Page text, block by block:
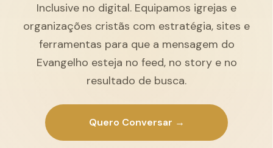
Inclusive no digital. Equipamos igrejas e
organizações cristãs com estratégia, sites e
ferramentas para que a mensagem do
Evangelho esteja no feed, no story e no
resultado de busca.
Quero Conversar →